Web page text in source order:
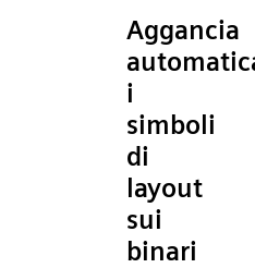
Aggancia
i
simboli
di
layout
sui
binari